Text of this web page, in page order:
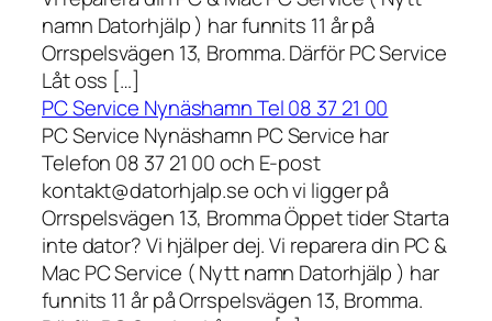
namn Datorhjälp ) har funnits 11 år på
Orrspelsvägen 13, Bromma. Därför PC Service
Låt oss […]
PC Service Nynäshamn Tel 08 37 21 00
PC Service Nynäshamn PC Service har
Telefon 08 37 21 00 och E-post
kontakt@datorhjalp.se och vi ligger på
Orrspelsvägen 13, Bromma Öppet tider Starta
inte dator? Vi hjälper dej. Vi reparera din PC &
Mac PC Service ( Nytt namn Datorhjälp ) har
funnits 11 år på Orrspelsvägen 13, Bromma.